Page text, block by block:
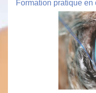
Formation pratique